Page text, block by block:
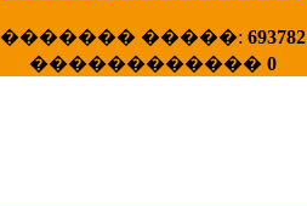
X�����
����� HotStat
...
������� �����: 693782
������������ 0